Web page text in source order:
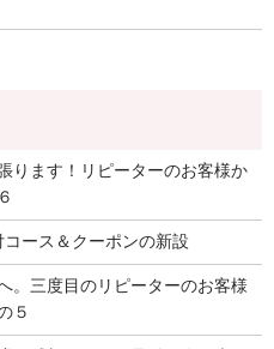
ります！リピーターのお客様か
ース＆クーポンの新設
。三度目のリピーターのお客様
５